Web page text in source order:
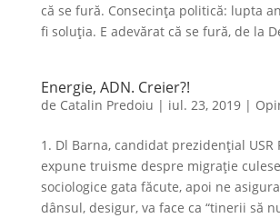
că se fură. Consecința politică: lupta
fi soluția. E adevărat că se fură, de la
Energie, ADN. Creier?!
de Catalin Predoiu | iul. 23, 2019|
1. Dl Barna, candidat prezidenţial USR
expune truisme despre migraţie
sociologice gata făcute, apoi ne
dânsul, desigur, va face ca “tinerii să